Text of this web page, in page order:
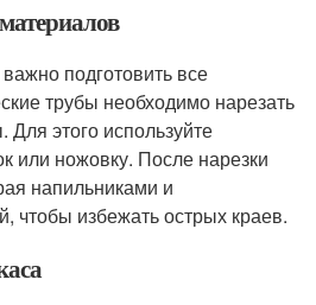
подготовить все
трубы необходимо нарезать
этого используйте
или ножовку. После нарезки
напильниками и
чтобы избежать острых краев.